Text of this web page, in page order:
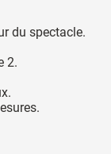
du spectacle.
2.